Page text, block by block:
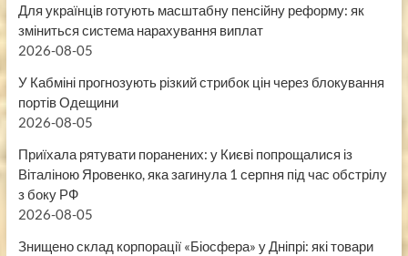
Для українців готують масштабну пенсійну реформу: як
зміниться система нарахування виплат
2026-08-05
У Кабміні прогнозують різкий стрибок цін через блокування
портів Одещини
2026-08-05
Приїхала рятувати поранених: у Києві попрощалися із
Віталіною Яровенко, яка загинула 1 серпня під час обстрілу
з боку РФ
2026-08-05
Знищено склад корпорації «Біосфера» у Дніпрі: які товари